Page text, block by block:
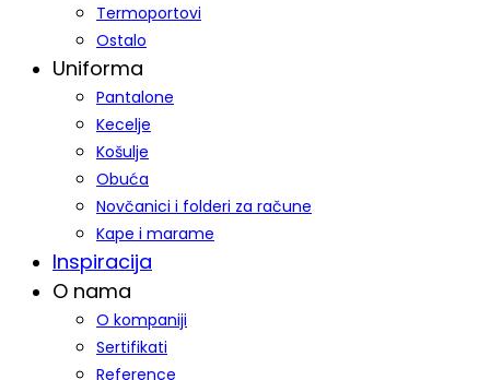
Termoportovi
Ostalo
Uniforma
Pantalone
Kecelje
Košulje
Obuća
Novčanici i folderi za račune
Kape i marame
Inspiracija
O nama
O kompaniji
Sertifikati
Reference